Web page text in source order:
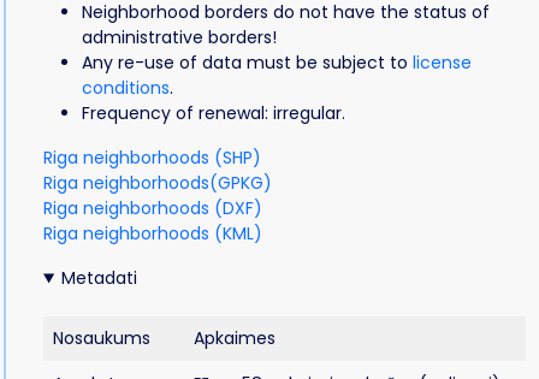
Neighborhood borders do not have the status of
administrative borders!
Any re-use of data must be subject to license
conditions.
Frequency of renewal: irregular.
Riga neighborhoods (SHP)
Riga neighborhoods(GPKG)
Riga neighborhoods (DXF)
Riga neighborhoods (KML)
Metadati
Nosaukums
Apkaimes